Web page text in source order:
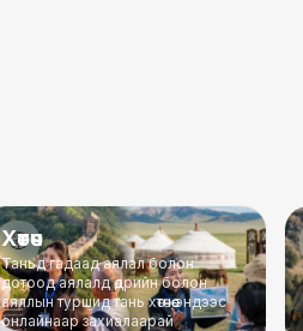
🧭
Хөтөч
Таньд гадаад аялал болон
дотоод аялалд өдрийн болон
аяллын туршид тань хөтөчөө эндээс
онлайнаар захиалаарай